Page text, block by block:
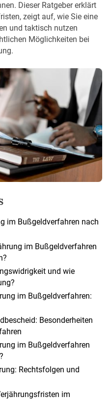
Dieser Ratgeber erklärt
zeigt auf, wie Sie eine
und taktisch nutzen
Möglichkeiten bei
im Bußgeldverfahren nach
im Bußgeldverfahren
und wie
im Bußgeldverfahren:
Besonderheiten
im Bußgeldverfahren
Rechtsfolgen und
im